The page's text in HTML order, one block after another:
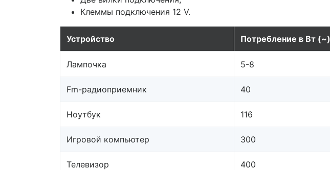
Клеммы подключения 12 V.
Устройство Потребление в Вт (~)
Лампочка 5-8
Fm-радиоприемник 40
Ноутбук 116
Игровой компьютер 300
Телевизор 400